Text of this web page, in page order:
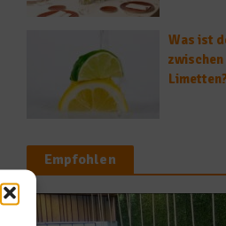
Was ist
zwischen
Empfohlen